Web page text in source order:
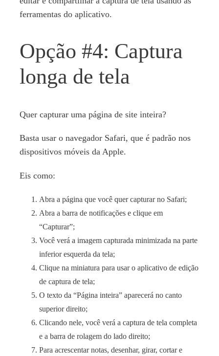
ferramentas do aplicativo.
Opção #4: Captura
longa de tela
Quer capturar uma página de site inteira?
Basta usar o navegador Safari, que é padrão nos
dispositivos móveis da Apple.
Eis como:
Abra a página que você quer capturar no Safari;
Abra a barra de notificações e clique em
“Capturar”;
Você verá a imagem capturada minimizada na parte
inferior esquerda da tela;
Clique na miniatura para usar o aplicativo de edição
de captura de tela;
O texto da “Página inteira” aparecerá no canto
superior direito;
Clicando nele, você verá a captura de tela completa
e a barra de rolagem do lado direito;
Para acrescentar notas, desenhar, girar, cortar e